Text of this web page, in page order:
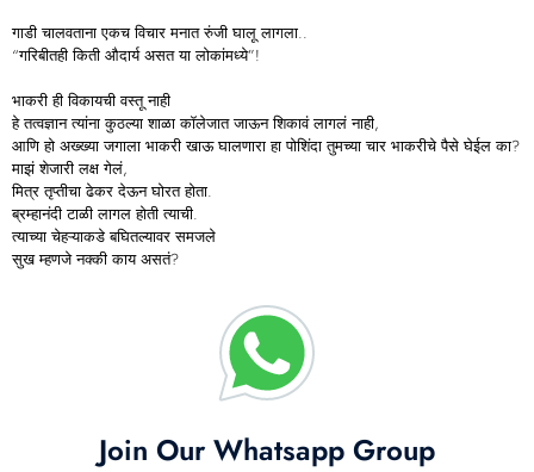
गाडी चालवताना एकच विचार मनात रुंजी घालू लागला..
“गरिबीतही किती औदार्य असत या लोकांमध्ये”!
भाकरी ही विकायची वस्तू नाही
हे तत्वज्ञान त्यांना कुठल्या शाळा कॉलेजात जाऊन शिकावं लागलं नाही,
आणि हो अख्ख्या जगाला भाकरी खाऊ घालणारा हा पोशिंदा तुमच्या चार भाकरीचे पैसे घेईल का?
माझं शेजारी लक्ष गेलं,
मित्र तृप्तीचा ढेकर देऊन घोरत होता.
ब्रम्हानंदी टाळी लागल होती त्याची.
त्याच्या चेहऱ्याकडे बघितल्यावर समजले
सुख म्हणजे नक्की काय असतं?
Join Our Whatsapp Group